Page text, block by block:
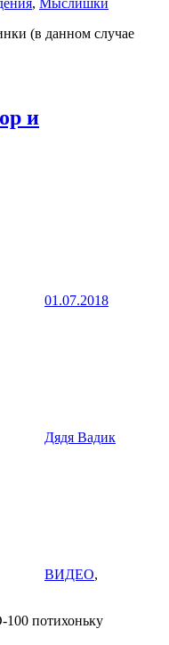
(в данном случае
и
01.07.2018
Дядя Вадик
ВИДЕО,
100 потихоньку